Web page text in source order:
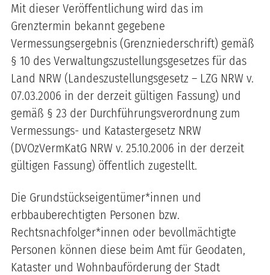
Mit dieser Veröffentlichung wird das im
Grenztermin bekannt gegebene
Vermessungsergebnis (Grenzniederschrift) gemäß
§ 10 des Verwaltungszustellungsgesetzes für das
Land NRW (Landeszustellungsgesetz – LZG NRW v.
07.03.2006 in der derzeit gültigen Fassung) und
gemäß § 23 der Durchführungsverordnung zum
Vermessungs- und Katastergesetz NRW
(DVOzVermKatG NRW v. 25.10.2006 in der derzeit
gültigen Fassung) öffentlich zugestellt.
Die Grundstückseigentümer*innen und
erbbauberechtigten Personen bzw.
Rechtsnachfolger*innen oder bevollmächtigte
Personen können diese beim Amt für Geodaten,
Kataster und Wohnbauförderung der Stadt